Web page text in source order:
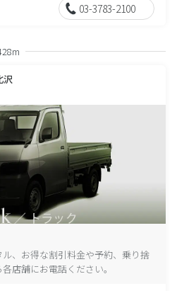
03-3783-2100
沢
、お得な割引料金や予約、乗り捨
店舗にお電話ください。